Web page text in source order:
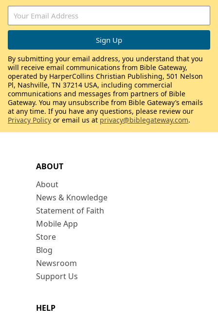
ABOUT
About
News & Knowledge
Statement of Faith
Mobile App
Store
Blog
Newsroom
Support Us
HELP
By submitting your email address, you understand that you
will receive email communications from Bible Gateway,
operated by HarperCollins Christian Publishing, 501 Nelson
Pl, Nashville, TN 37214 USA, including commercial
communications and messages from partners of Bible
Gateway. You may unsubscribe from Bible Gateway’s emails
at any time. If you have any questions, please review our
Privacy Policy or email us at privacy@biblegateway.com.